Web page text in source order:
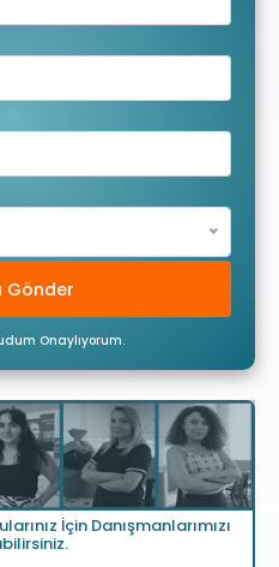
Gönder
Onaylıyorum.
İçin Danışmanlarımızı